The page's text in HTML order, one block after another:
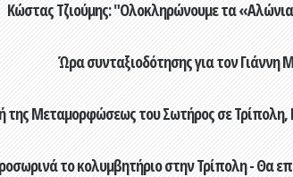
Κώστας Τζιούμης: "Ολοκληρώνουμε τα
Ώρα συνταξιοδότησης για τον Γιάννη
της Μεταμορφώσεως του Σωτήρος σε Τρίπολη,
το κολυμβητήριο στην Τρίπολη - Θα